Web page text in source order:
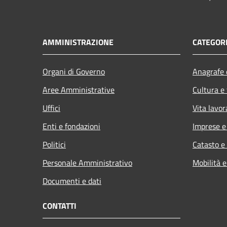
AMMINISTRAZIONE
Organi di Governo
Aree Amministrative
Uffici
Enti e fondazioni
Politici
Personale Amministrativo
Documenti e dati
Cultura
Vita
Imprese
Catasto
Mobilità
CONTATTI